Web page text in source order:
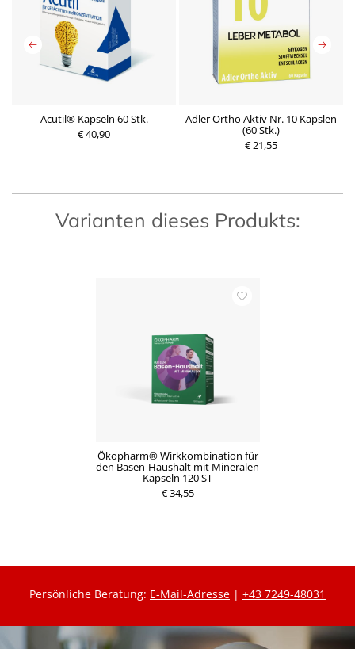
Acutil® Kapseln 60 Stk.
€ 40,90
Adler Ortho Aktiv Nr. 10 Kapslen
(60 Stk.)
€ 21,55
Varianten dieses Produkts:
Ökopharm® Wirkkombination für
den Basen-Haushalt mit Mineralen
Kapseln 120 ST
€ 34,55
Persönliche Beratung: E-Mail-Adresse | +43 7249-48031